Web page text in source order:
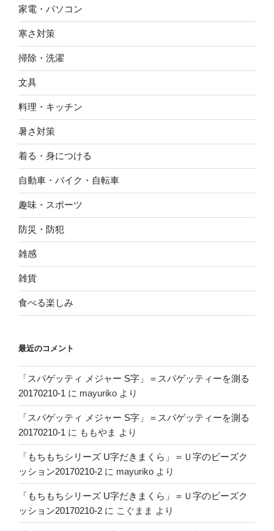
家電・パソコン
寒さ対策
掃除・洗濯
文具
料理・キッチン
暑さ対策
着る・身につける
自動車・バイク・自転車
趣味・スポーツ
防災・防犯
雑感
雑貨
食べる楽しみ
最近のコメント
「スパゲッティ メジャー S字」＝スパゲッティーを測る
20170210-1 に mayuriko より
「スパゲッティ メジャー S字」＝スパゲッティーを測る
20170210-1 に ももやま より
「もちもちシリーズ U字だきまくら」＝Ｕ字のビーズク
ッション20170210-2 に mayuriko より
「もちもちシリーズ U字だきまくら」＝Ｕ字のビーズク
ッション20170210-2 に こぐまま より